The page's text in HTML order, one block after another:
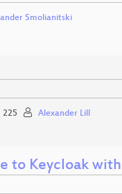
Smolianitski
225 Alexander Lill
to Keycloak